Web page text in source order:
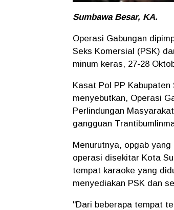
Sumbawa Besar, KA.
Operasi Gabungan
Seks Komersial (PSK)
minum keras, 27-28
Kasat Pol PP
menyebutkan, Operasi
Perlindungan
gangguan
Menurutnya, opgab
operasi disekitar Kota
tempat karaoke yang
menyediakan PSK dan
"Dari beberapa tempat